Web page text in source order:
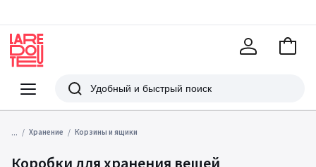
Меню
Redoute
Поиск
В
... Хранение Корзины и ящики
Коробки для хранения вещей